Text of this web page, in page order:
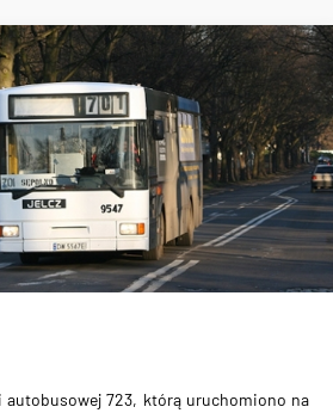
autobusowej 723, którą uruchomiono na